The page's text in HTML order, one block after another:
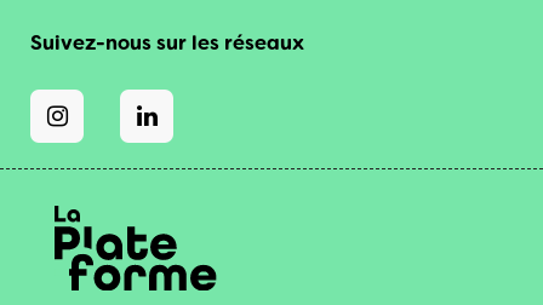
Suivez-nous sur les réseaux